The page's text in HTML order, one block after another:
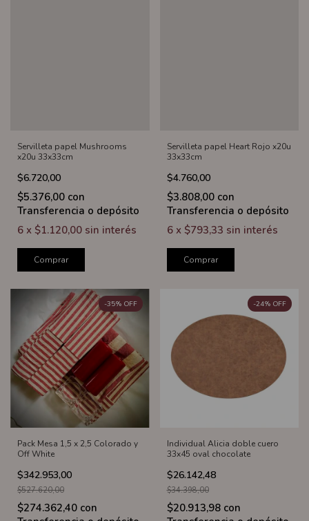
Servilleta papel Mushrooms
x20u 33x33cm
$6.720,00
$5.376,00 con
Transferencia o depósito
6 x $1.120,00 sin interés
Comprar
Servilleta papel Heart Rojo x20u
33x33cm
$4.760,00
$3.808,00 con
Transferencia o depósito
6 x $793,33 sin interés
Comprar
Pack Mesa 1,5 x 2,5 Colorado y
Off White
$342.953,00
-35% OFF
$527.620,00
$274.362,40 con
Individual Alicia doble cuero
33x45 oval chocolate
$26.142,48
-24% OFF
$34.398,00
$20.913,98 con